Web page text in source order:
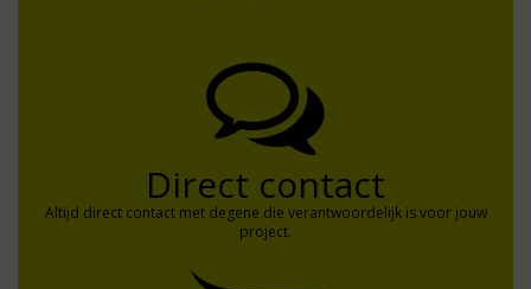
Direct contact
Altijd direct contact met degene die verantwoordelijk is voor jouw
project.